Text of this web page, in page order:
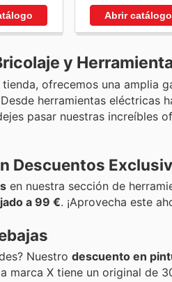
Abrir catálogo
y
ofrecemos una amplia
herramientas eléctricas
pasar nuestras increíbles
Descuentos
en nuestra sección de
a 99 €. ¡Aprovecha este
Nuestro descuento en
marca X tiene un original de